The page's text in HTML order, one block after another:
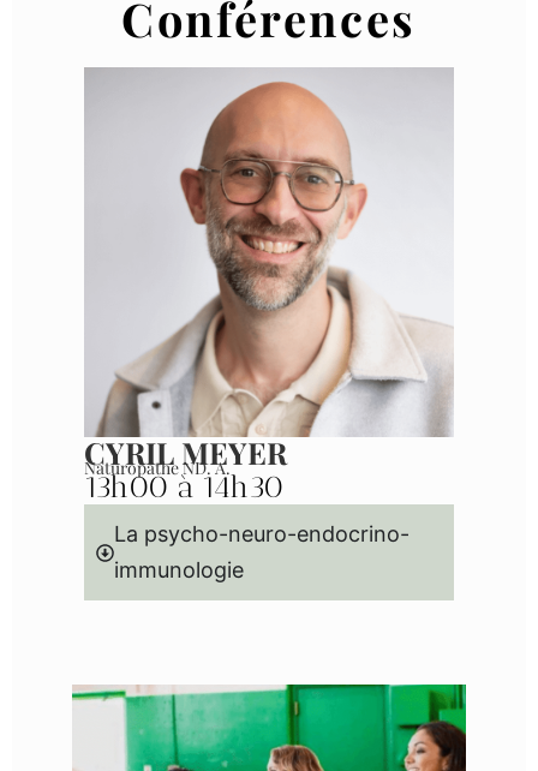
Conférences
CYRIL MEYER
Naturopathe ND. A.
13h00 à 14h30
La psycho-neuro-endocrino-
immunologie